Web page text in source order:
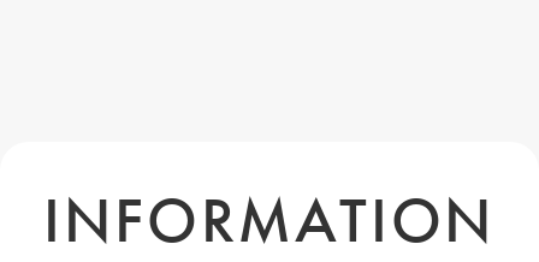
INFORMATION